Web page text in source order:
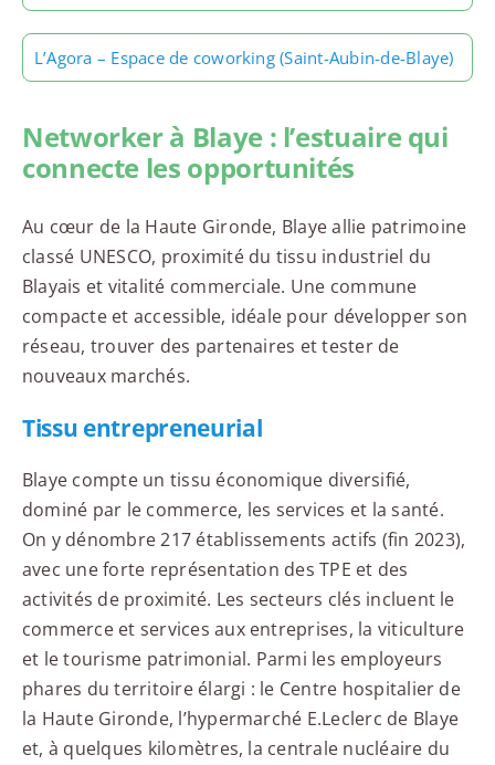
L’Agora – Espace de coworking (Saint-Aubin-de-Blaye)
Networker à Blaye : l’estuaire qui
connecte les opportunités
Au cœur de la Haute Gironde, Blaye allie patrimoine
classé UNESCO, proximité du tissu industriel du
Blayais et vitalité commerciale. Une commune
compacte et accessible, idéale pour développer son
réseau, trouver des partenaires et tester de
nouveaux marchés.
Tissu entrepreneurial
Blaye compte un tissu économique diversifié,
dominé par le commerce, les services et la santé.
On y dénombre 217 établissements actifs (fin 2023),
avec une forte représentation des TPE et des
activités de proximité. Les secteurs clés incluent le
commerce et services aux entreprises, la viticulture
et le tourisme patrimonial. Parmi les employeurs
phares du territoire élargi : le Centre hospitalier de
la Haute Gironde, l’hypermarché E.Leclerc de Blaye
et, à quelques kilomètres, la centrale nucléaire du